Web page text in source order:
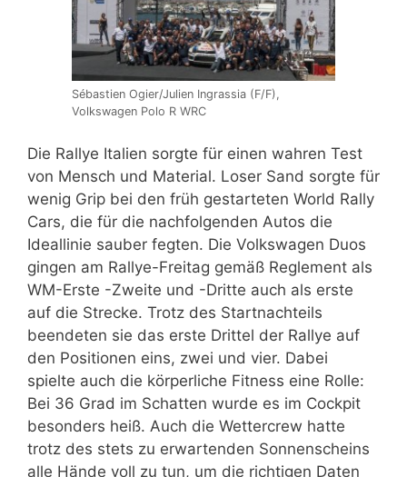
Sébastien Ogier/Julien Ingrassia (F/F),
Volkswagen Polo R WRC
Die Rallye Italien sorgte für einen wahren Test
von Mensch und Material. Loser Sand sorgte für
wenig Grip bei den früh gestarteten World Rally
Cars, die für die nachfolgenden Autos die
Ideallinie sauber fegten. Die Volkswagen Duos
gingen am Rallye-Freitag gemäß Reglement als
WM-Erste -Zweite und -Dritte auch als erste
auf die Strecke. Trotz des Startnachteils
beendeten sie das erste Drittel der Rallye auf
den Positionen eins, zwei und vier. Dabei
spielte auch die körperliche Fitness eine Rolle:
Bei 36 Grad im Schatten wurde es im Cockpit
besonders heiß. Auch die Wettercrew hatte
trotz des stets zu erwartenden Sonnenscheins
alle Hände voll zu tun, um die richtigen Daten